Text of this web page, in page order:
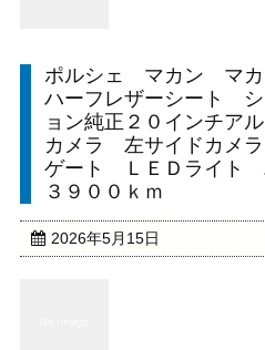
ポルシェ マカン マ
ハーフレザーシート
ョン純正２０インチ
カメラ 左サイドカメ
ゲート ＬＥＤライト
３９００ｋｍ
2026年5月15日